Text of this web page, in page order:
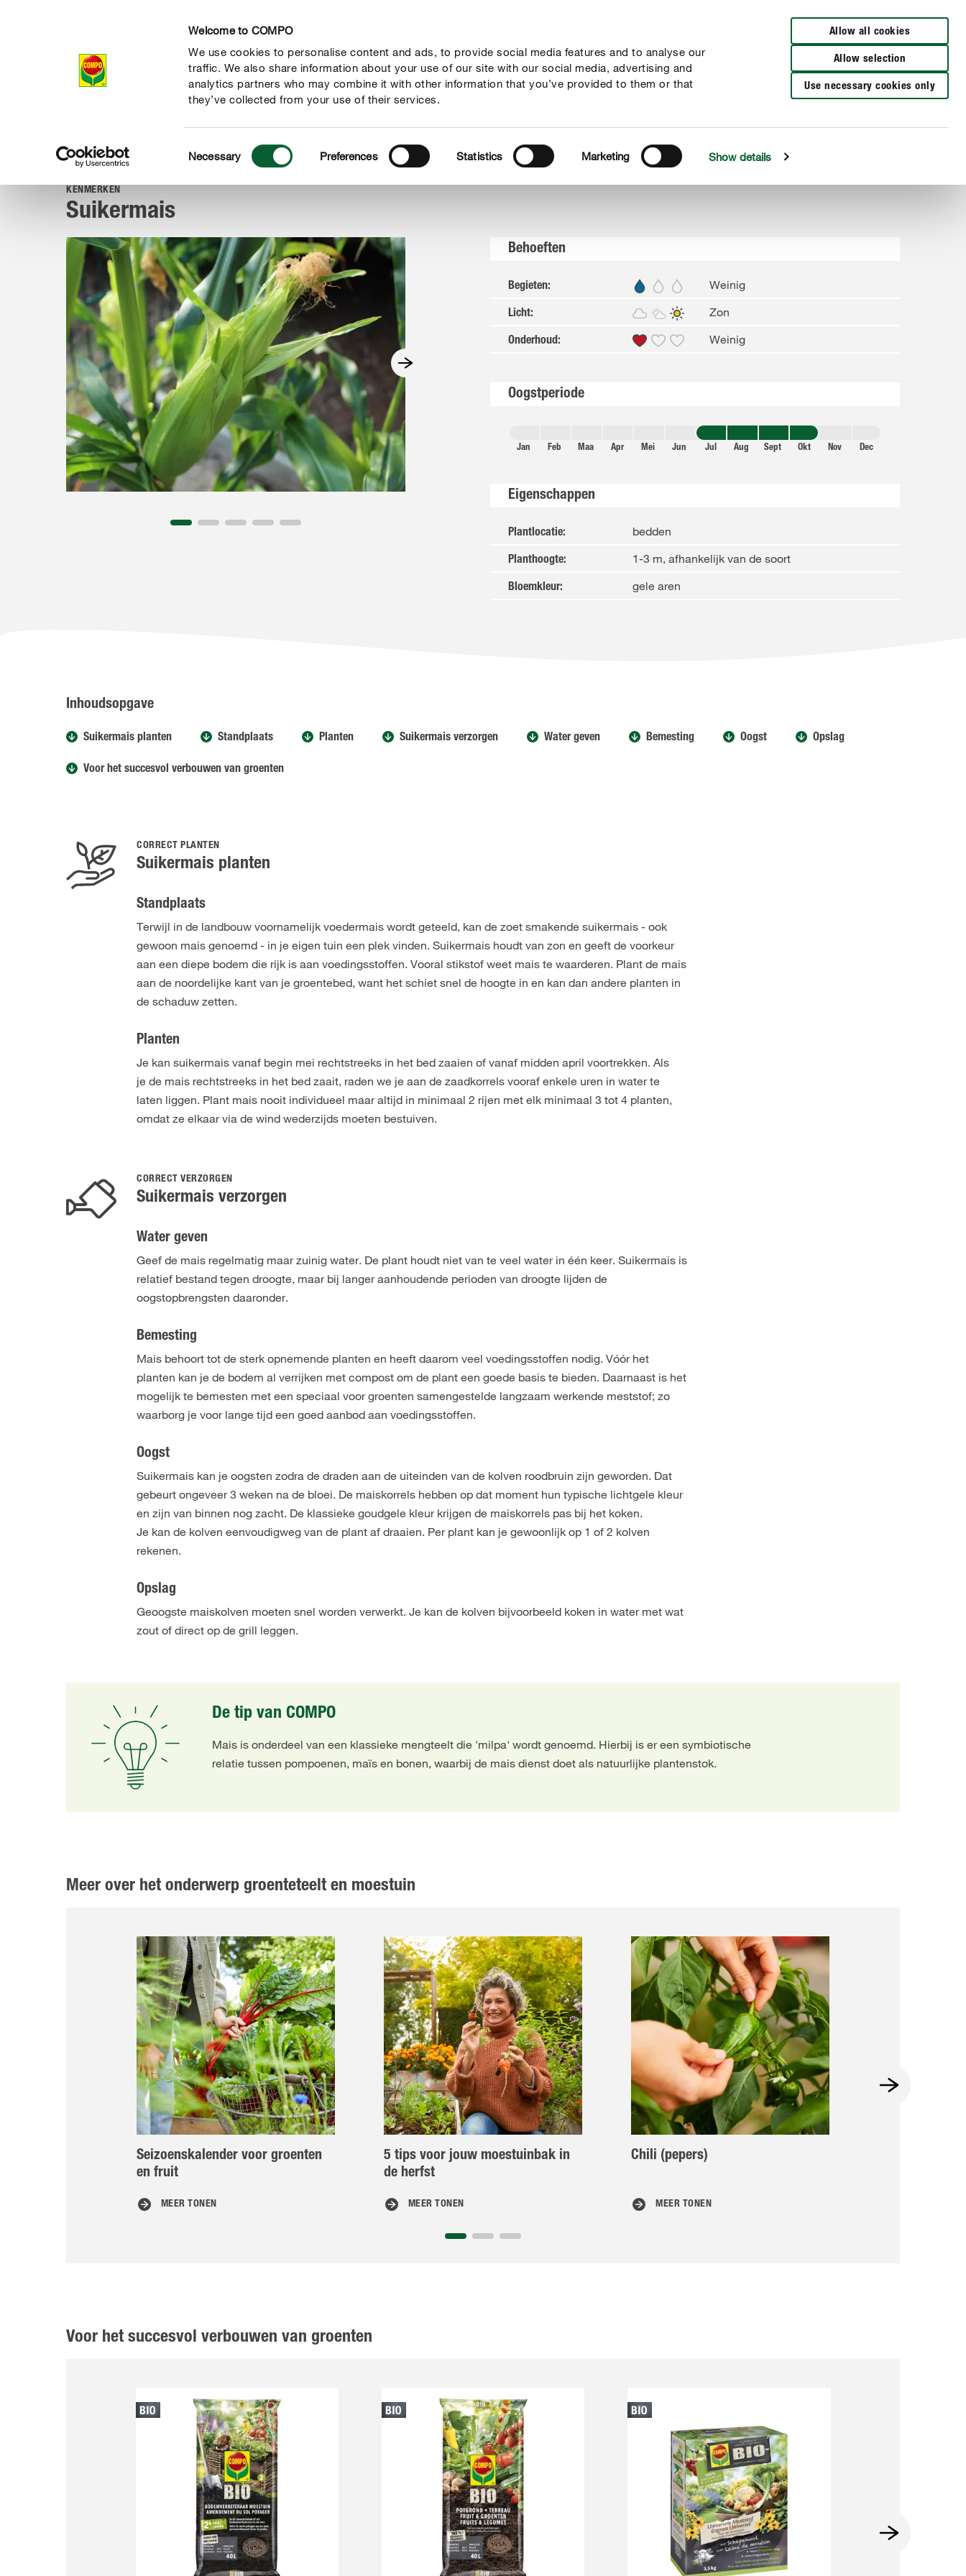
Welcome to COMPO
We use cookies to personalise content and ads, to provide social media features and to analyse our
traffic. We also share information about your use of our site with our social media, advertising and
analytics partners who may combine it with other information that you’ve provided to them or that
they’ve collected from your use of their services.
Selection
Necessary Preferences Statistics Marketing Show details
Allow all cookies
Allow selection
Use necessary cookies only
Producten Advies Thema's Tot je dienst Onderneming
COMPOAdvies Planten van A tot Z Kruiden, groenten & fruit Suikermais
KENMERKEN
Suikermais
Behoeften
Begieten: Weinig
Licht: Zon
Onderhoud: Weinig
Oogstperiode
Jan Feb Maa Apr Mei Jun Jul Aug Sept Okt Nov Dec
Eigenschappen
Plantlocatie: bedden
Planthoogte: 1-3 m, afhankelijk van de soort
Bloemkleur: gele aren
Inhoudsopgave
Suikermais planten Standplaats Planten Suikermais verzorgen Water geven Bemesting Oogst Opslag
Voor het succesvol verbouwen van groenten
CORRECT PLANTEN
Suikermais planten
Standplaats
Terwijl in de landbouw voornamelijk voedermais wordt geteeld, kan de zoet smakende suikermais - ook
gewoon mais genoemd - in je eigen tuin een plek vinden. Suikermais houdt van zon en geeft de voorkeur
aan een diepe bodem die rijk is aan voedingsstoffen. Vooral stikstof weet mais te waarderen. Plant de mais
aan de noordelijke kant van je groentebed, want het schiet snel de hoogte in en kan dan andere planten in
de schaduw zetten.
Planten
Je kan suikermais vanaf begin mei rechtstreeks in het bed zaaien of vanaf midden april voortrekken. Als
je de mais rechtstreeks in het bed zaait, raden we je aan de zaadkorrels vooraf enkele uren in water te
laten liggen. Plant mais nooit individueel maar altijd in minimaal 2 rijen met elk minimaal 3 tot 4 planten,
omdat ze elkaar via de wind wederzijds moeten bestuiven.
CORRECT VERZORGEN
Suikermais verzorgen
Water geven
Geef de mais regelmatig maar zuinig water. De plant houdt niet van te veel water in één keer. Suikermais is
relatief bestand tegen droogte, maar bij langer aanhoudende perioden van droogte lijden de
oogstopbrengsten daaronder.
Bemesting
Mais behoort tot de sterk opnemende planten en heeft daarom veel voedingsstoffen nodig. Vóór het
planten kan je de bodem al verrijken met compost om de plant een goede basis te bieden. Daarnaast is het
mogelijk te bemesten met een speciaal voor groenten samengestelde langzaam werkende meststof; zo
waarborg je voor lange tijd een goed aanbod aan voedingsstoffen.
Oogst
Suikermais kan je oogsten zodra de draden aan de uiteinden van de kolven roodbruin zijn geworden. Dat
gebeurt ongeveer 3 weken na de bloei. De maiskorrels hebben op dat moment hun typische lichtgele kleur
en zijn van binnen nog zacht. De klassieke goudgele kleur krijgen de maiskorrels pas bij het koken.
Je kan de kolven eenvoudigweg van de plant af draaien. Per plant kan je gewoonlijk op 1 of 2 kolven
rekenen.
Opslag
Geoogste maiskolven moeten snel worden verwerkt. Je kan de kolven bijvoorbeeld koken in water met wat
zout of direct op de grill leggen.
De tip van COMPO
Mais is onderdeel van een klassieke mengteelt die 'milpa' wordt genoemd. Hierbij is er een symbiotische
relatie tussen pompoenen, maïs en bonen, waarbij de mais dienst doet als natuurlijke plantenstok.
Meer over het onderwerp groenteteelt en moestuin
Seizoenskalender voor groenten
en fruit
MEER TONEN
5 tips voor jouw moestuinbak in
de herfst
MEER TONEN
Chili (pepers)
MEER TONEN
Voor het succesvol verbouwen van groenten